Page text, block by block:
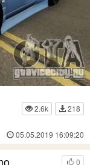
2.6k
218
05.05.2019 16:09:20
0